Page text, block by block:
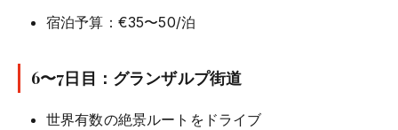
宿泊予算：€35〜50/泊
6〜7日目：グランザルプ街道
世界有数の絶景ルートをドライブ